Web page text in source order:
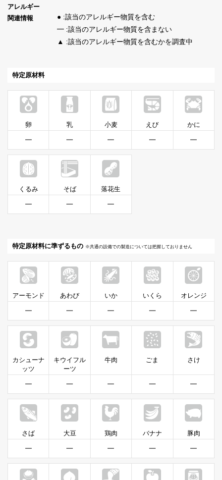
アレルギー
関連情報
● :該当のアレルギー物質を含む
━ :該当のアレルギー物質を含まない
▲ :該当のアレルギー物質を含むかを調査中
特定原材料
卵
━
乳
━
小麦
━
えび
━
かに
━
くるみ
━
そば
━
落花生
━
特定原材料に準ずるもの ※共通の設備での製造については把握しておりません
アーモンド
━
あわび
━
いか
━
いくら
━
オレンジ
━
カシューナ
ッツ
━
キウイフル
ーツ
━
牛肉
━
ごま
━
さけ
━
さば
━
大豆
━
鶏肉
━
バナナ
━
豚肉
━